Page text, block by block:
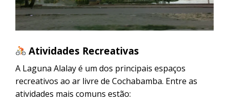
Atividades Recreativas
A Laguna Alalay é um dos principais espaços
recreativos ao ar livre de Cochabamba. Entre as
atividades mais comuns estão: